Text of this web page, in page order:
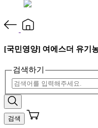
[국민영양] 여에스더 유기
검색하기
검색